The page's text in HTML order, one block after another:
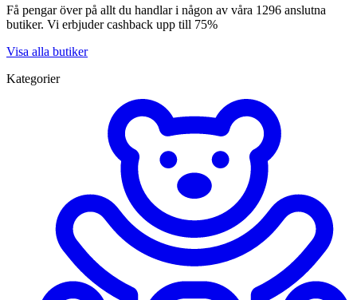
Få pengar över på allt du handlar i någon av våra 1296 anslutna
butiker. Vi erbjuder cashback upp till 75%
Visa alla butiker
Kategorier